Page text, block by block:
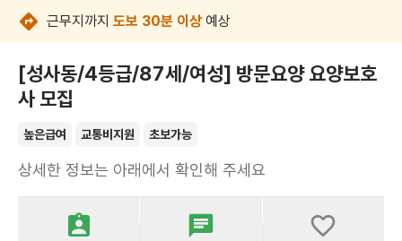
근무지까지 도보 30분 이상 예상
[성사동/4등급/87세/여성] 방문요양 요양보호
사 모집
높은급여 교통비지원 초보가능
상세한 정보는 아래에서 확인해 주세요